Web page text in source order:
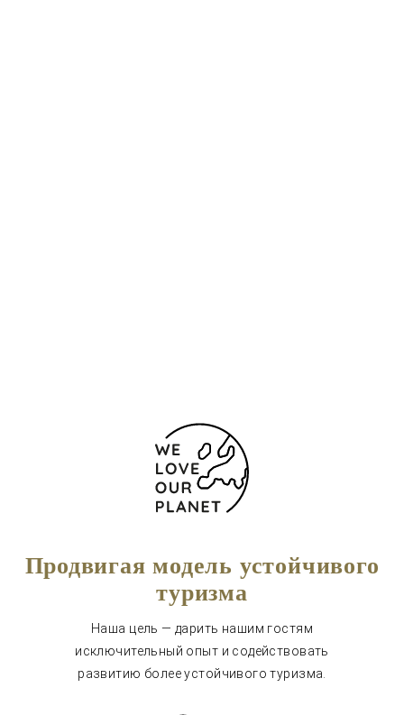
Продвигая модель устойчивого
туризма
Наша цель — дарить нашим гостям
исключительный опыт и содействовать
развитию более устойчивого туризма.